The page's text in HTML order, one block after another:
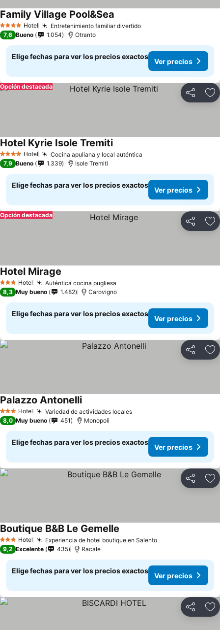
4 EstrellasHotel Entretenimiento familiar divertido
Family Village Pool&Sea
7,6 Bueno 1.054 Otranto
Elige fechas para ver los precios exactos
Ver precios
Compartir
Opción destacada
4 EstrellasHotel Cocina apuliana y local auténtica
Hotel Kyrie Isole Tremiti
7,9 Bueno 1.339 Isole Tremiti
Elige fechas para ver los precios exactos
Ver precios
Compartir
Opción destacada
3 Estrellas
Hotel Auténtica cocina pugliesa
Hotel Mirage
8,3 Muy bueno 1.482 Carovigno
Elige fechas para ver los precios exactos
Ver precios
Compartir
3 Estrellas
Hotel Variedad de actividades locales
Palazzo Antonelli
8,0 Muy bueno 451 Monopoli
Elige fechas para ver los precios exactos
Ver precios
Compartir
3 Estrellas
Hotel Experiencia de hotel boutique en Salento
Boutique B&B Le Gemelle
9,2 Excelente 435 Racale
Elige fechas para ver los precios exactos
Ver precios
Compartir